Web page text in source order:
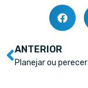
ANTERIOR